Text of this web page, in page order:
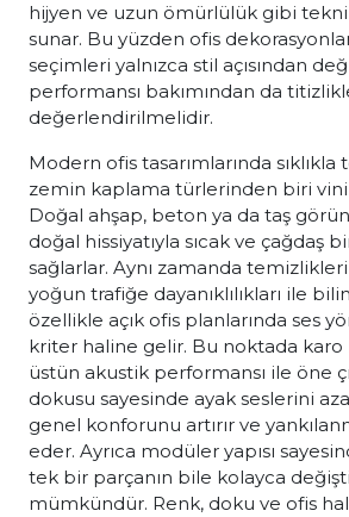
hijyen ve uzun ömürlülük gibi
sunar. Bu yüzden ofis
seçimleri yalnızca stil açısından
performansı bakımından da
değerlendirilmelidir.
Modern ofis tasarımlarında
zemin kaplama türlerinden biri
Doğal ahşap, beton ya da taş
doğal hissiyatıyla sıcak ve çağdaş
sağlarlar. Aynı zamanda
yoğun trafiğe dayanıklılıkları ile
özellikle açık ofis planlarında ses
kriter haline gelir. Bu noktada karo
üstün akustik performansı ile öne
dokusu sayesinde ayak seslerini
genel konforunu artırır ve
eder. Ayrıca modüler yapısı
tek bir parçanın bile kolayca
mümkündür. Renk, doku ve ofis